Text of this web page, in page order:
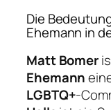
Die
Ehemann in
Matt Bomer
Ehemann
LGBTQ+-